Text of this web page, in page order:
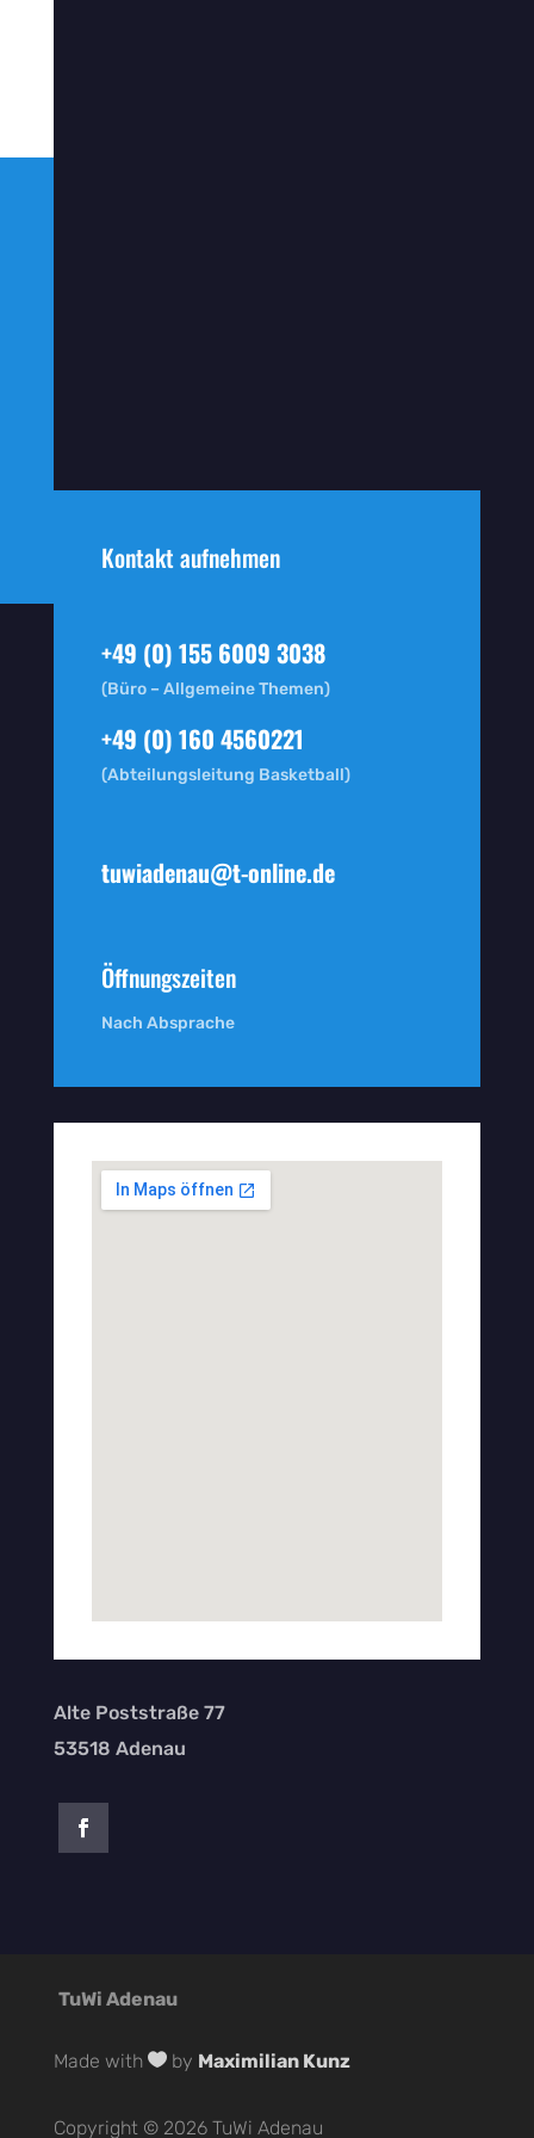
Kontakt aufnehmen
+49 (0) 155 6009 3038
(Büro – Allgemeine Themen)
+49 (0) 160 4560221
(Abteilungsleitung Basketball)
tuwiadenau@t-online.de
Öffnungszeiten
Nach Absprache
Alte Poststraße 77
53518 Adenau
TuWi Adenau
Made with by Maximilian Kunz
Copyright © 2026 TuWi Adenau